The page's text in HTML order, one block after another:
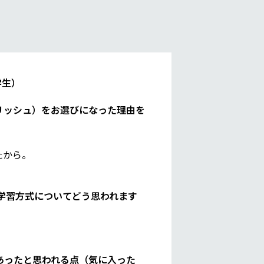
）
シュ）をお選びになった理由を
ら。
習方式についてどう思われます
たと思われる点（気に入った